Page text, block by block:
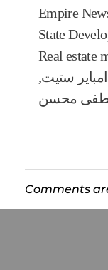
Empire
State
Real estate
امباير ستيت,
محسن
Comments